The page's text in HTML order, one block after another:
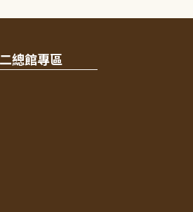
總館專區